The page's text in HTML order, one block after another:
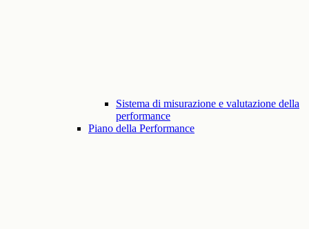
Sistema di misurazione e valutazione della
performance
Piano della Performance